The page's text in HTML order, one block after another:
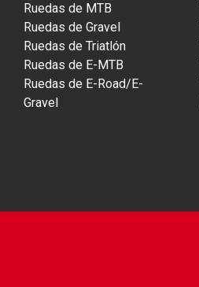
Ruedas de MTB
Ruedas de Gravel
Ruedas de Triatlón
Ruedas de E-MTB
Ruedas de E-Road/E-
Gravel